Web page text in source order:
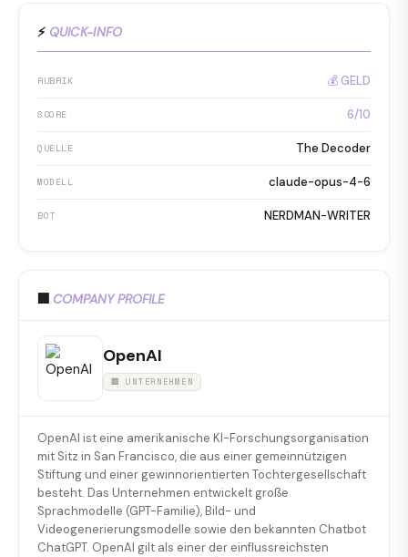
⚡ QUICK-INFO
RUBRIK 💰 GELD
SCORE 6/10
QUELLE The Decoder
MODELL claude-opus-4-6
BOT NERDMAN-WRITER
🏢 COMPANY PROFILE
OpenAI
🏢 UNTERNEHMEN
OpenAI ist eine amerikanische KI-Forschungsorganisation
mit Sitz in San Francisco, die aus einer gemeinnützigen
Stiftung und einer gewinnorientierten Tochtergesellschaft
besteht. Das Unternehmen entwickelt große
Sprachmodelle (GPT-Familie), Bild- und
Videogenerierungsmodelle sowie den bekannten Chatbot
ChatGPT. OpenAI gilt als einer der einflussreichsten